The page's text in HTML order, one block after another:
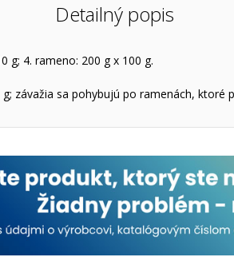
Detailný popis
g; 4. rameno: 200 g x 100 g.
závažia sa pohybujú po ramenách,